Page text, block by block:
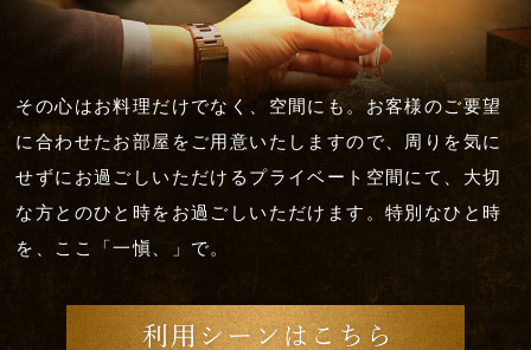
その心はお料理だけでなく、空間にも。お客様のご要望
に合わせたお部屋をご用意いたしますので、周りを気に
せずにお過ごしいただけるプライベート空間にて、大切
な方とのひと時をお過ごしいただけます。特別なひと時
を、ここ「一愼、」で。